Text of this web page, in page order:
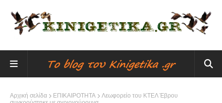
Αρχική σελίδα ΕΠΙΚΑΙΡΟΤΗΤΑ
Λεωφορείο του ΚΤΕΛ Έβρου